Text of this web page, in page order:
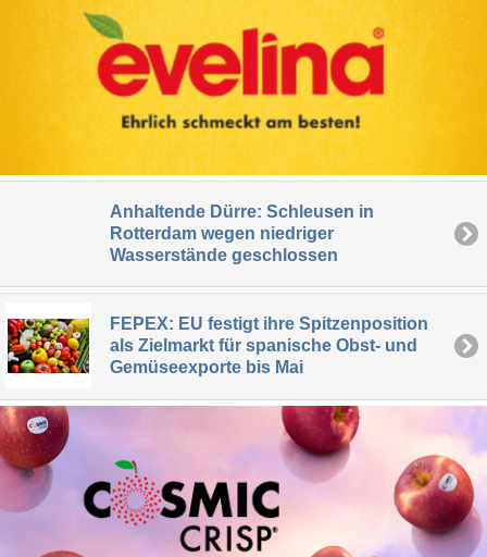
Anhaltende Dürre: Schleusen in
Rotterdam wegen niedriger
Wasserstände geschlossen
FEPEX: EU festigt ihre Spitzenposition
als Zielmarkt für spanische Obst- und
Gemüseexporte bis Mai